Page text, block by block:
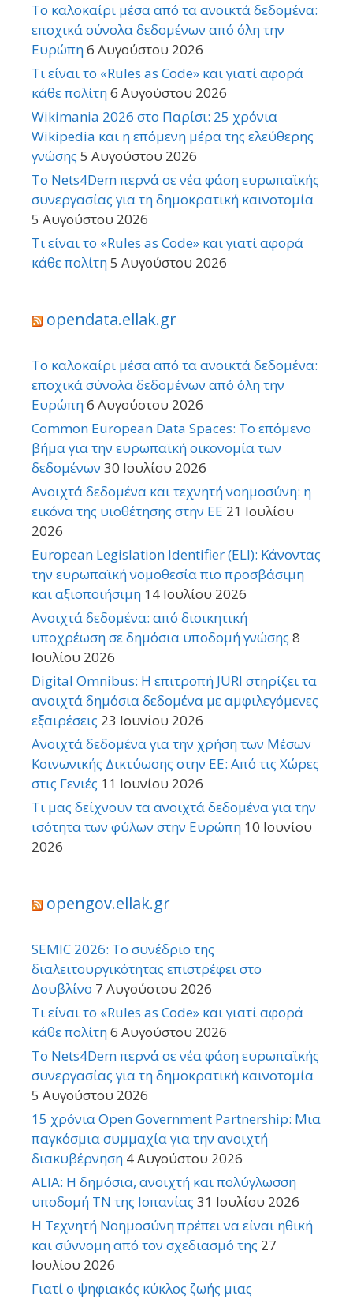
Το καλοκαίρι μέσα από τα ανοικτά δεδομένα:
εποχικά σύνολα δεδομένων από όλη την
Ευρώπη6 Αυγούστου 2026
Τι είναι το «Rules as Code» και γιατί αφορά
κάθε πολίτη6 Αυγούστου 2026
Wikimania 2026 στο Παρίσι: 25 χρόνια
Wikipedia και η επόμενη μέρα της ελεύθερης
γνώσης 5 Αυγούστου 2026
Το Nets4Dem περνά σε νέα φάση ευρωπαϊκής
συνεργασίας για τη δημοκρατική καινοτομία
5 Αυγούστου 2026
Τι είναι το «Rules as Code» και γιατί αφορά
κάθε πολίτη5 Αυγούστου 2026
opendata.ellak.gr
Το καλοκαίρι μέσα από τα ανοικτά δεδομένα:
εποχικά σύνολα δεδομένων από όλη την
Ευρώπη6 Αυγούστου 2026
Common European Data Spaces: Το επόμενο
βήμα για την ευρωπαϊκή οικονομία των
δεδομένων 30 Ιουλίου 2026
Ανοιχτά δεδομένα και τεχνητή νοημοσύνη: η
εικόνα της υιοθέτησης στην ΕΕ 21 Ιουλίου
2026
European Legislation Identifier (ELI): Κάνοντας
την ευρωπαϊκή νομοθεσία πιο προσβάσιμη
και αξιοποιήσιμη 14 Ιουλίου 2026
Ανοιχτά δεδομένα: από διοικητική
υποχρέωση σε δημόσια υποδομή γνώσης 8
Ιουλίου 2026
Digital Omnibus: Η επιτροπή JURI στηρίζει τα
ανοιχτά δημόσια δεδομένα με αμφιλεγόμενες
εξαιρέσεις 23 Ιουνίου 2026
Ανοιχτά δεδομένα για την χρήση των Μέσων
Κοινωνικής Δικτύωσης στην ΕΕ: Από τις Χώρες
στις Γενιές 11 Ιουνίου 2026
Τι μας δείχνουν τα ανοιχτά δεδομένα για την
ισότητα των φύλων στην Ευρώπη 10 Ιουνίου
2026
opengov.ellak.gr
SEMIC 2026: Το συνέδριο της
διαλειτουργικότητας επιστρέφει στο
Δουβλίνο 7 Αυγούστου 2026
Τι είναι το «Rules as Code» και γιατί αφορά
κάθε πολίτη6 Αυγούστου 2026
Το Nets4Dem περνά σε νέα φάση ευρωπαϊκής
συνεργασίας για τη δημοκρατική καινοτομία
5 Αυγούστου 2026
15 χρόνια Open Government Partnership: Μια
παγκόσμια συμμαχία για την ανοιχτή
διακυβέρνηση 4 Αυγούστου 2026
ALIA: Η δημόσια, ανοιχτή και πολύγλωσση
υποδομή ΤΝ της Ισπανίας 31 Ιουλίου 2026
Η Τεχνητή Νοημοσύνη πρέπει να είναι ηθική
και σύννομη από τον σχεδιασμό της 27
Ιουλίου 2026
Γιατί ο ψηφιακός κύκλος ζωής μιας